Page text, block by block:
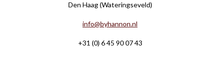
Den Haag (Wateringseveld)
info@byhannon.nl
+31 (0) 6 45 90 07 43